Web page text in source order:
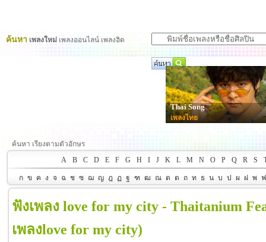
ค้นหา เพลงใหม่ เพลงออนไลน์ เพลงฮิต
Thai Song
เพลงไทย
ค้นหา เรียงตามตัวอักษร
A
B C D E F G H I J K L M N O P Q R S
ก ข ค ง จ ฉ ช ซ ฌ ญ ฎ ฏ ฐ ฑ ฒ ณ ด ต ถ ท ธ น บ ป ผ ฝ พ ฟ
ฟังเพลง love for my city - Thaitanium
เพลงlove for my city)